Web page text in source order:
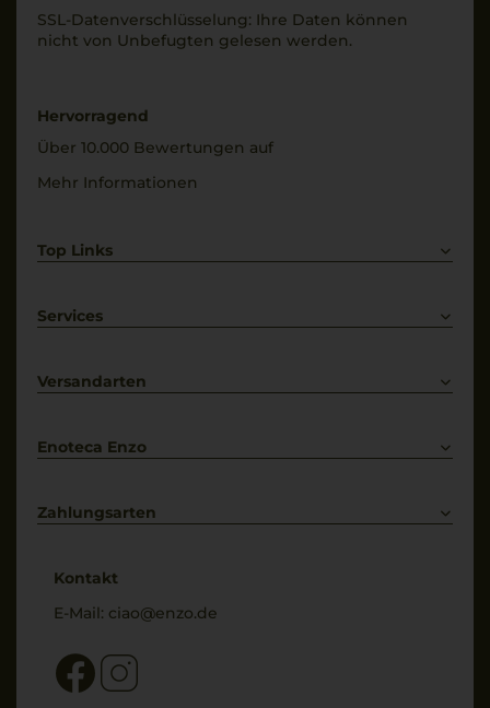
SSL-Daten­verschlüs­selung: Ihre Daten können
nicht von Unbe­fugten gelesen werden.
Hervorragend
Über 10.000 Bewertungen auf
Mehr Informationen
Top Links
Weißwein
Services
Kontakt
Versandarten
Enoteca Enzo
Bewertungs-Richtlinien
Zahlungsarten
Kontakt
E-Mail: ciao@enzo.de